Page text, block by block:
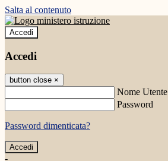
Salta al contenuto
Accedi
Accedi
button close ×
Nome Utente
Password
Password dimenticata?
-